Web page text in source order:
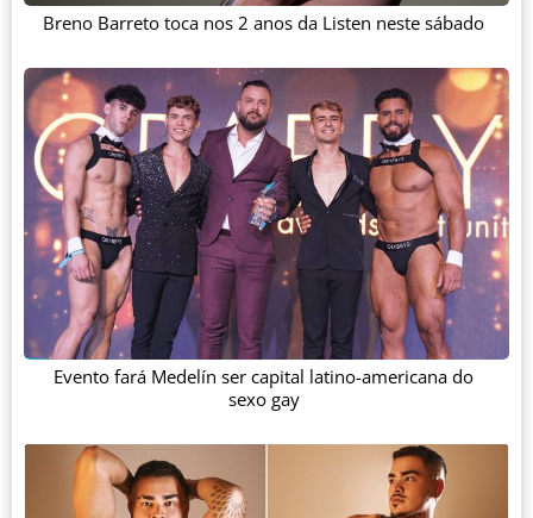
Breno Barreto toca nos 2 anos da Listen neste sábado
Evento fará Medelín ser capital latino-americana do
sexo gay